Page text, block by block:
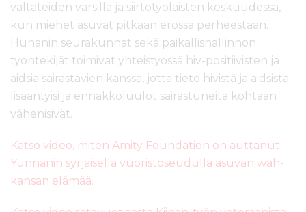
valtateiden varsilla ja siirtotyöläisten keskuudessa,
kun miehet asuvat pitkään erossa perheestään.
Hunanin seurakunnat sekä paikallishallinnon
työntekijät toimivat yhteistyössä hiv-positiivisten ja
aidsia sairastavien kanssa, jotta tieto hivistä ja aidsista
lisääntyisi ja ennakkoluulot sairastuneita kohtaan
vähenisivät.
Katso video, miten Amity Foundation on auttanut
Yunnanin syrjäisellä vuoristoseudulla asuvan wah-
kansan elämää.